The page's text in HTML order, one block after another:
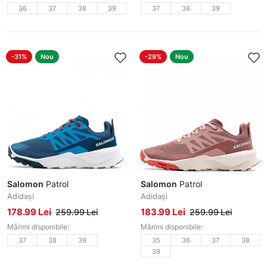
36 37 38 39 37 38 39
-31% Nou
Salomon Patrol
Adidași
178.99 Lei 259.99 Lei
Mărimi disponibile:
37 38 39
-29% Nou
Salomon Patrol
Adidași
183.99 Lei 259.99 Lei
Mărimi disponibile:
35 36 37
38
39